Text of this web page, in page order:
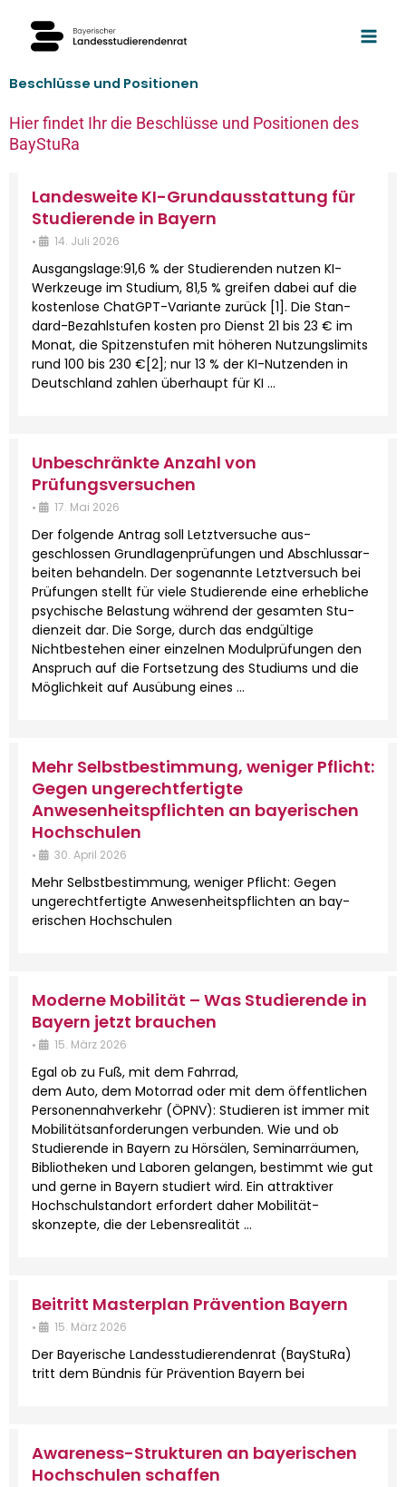
Inhalt
springen
Beschlüsse und Positionen
Hier findet Ihr die Beschlüsse und Positionen des
BayStuRa
Landesweite KI-Grundausstattung für
Studierende in Bayern
• 14. Juli 2026
Aus­gangslage:91,6 % der Studieren­den nutzen KI-
Werkzeuge im Studi­um, 81,5 % greifen dabei auf die
kosten­lose Chat­G­PT-Var­i­ante zurück [1]. Die Stan­­
dard-Bezahlstufen kosten pro Dienst 21 bis 23 € im
Monat, die Spitzen­stufen mit höheren Nutzungslim­its
rund 100 bis 230 €[2]; nur 13 % der KI-Nutzen­­den in
Deutsch­land zahlen über­haupt für KI …
Unbeschränkte Anzahl von
Prüfungsversuchen
• 17. Mai 2026
Der fol­gende Antrag soll Let­ztver­suche aus­
geschlossen Grund­la­gen­prü­fun­gen und Abschlus­sar­
beit­en behan­deln. Der soge­nan­nte Let­ztver­such bei
Prü­fun­gen stellt für viele Studierende eine erhe­bliche
psy­chis­che Belas­tung während der gesamten Stu­
dien­zeit dar. Die Sorge, durch das endgültige
Nichtbeste­hen ein­er einzel­nen Mod­ul­prü­fun­gen den
Anspruch auf die Fort­set­zung des Studi­ums und die
Möglichkeit auf Ausübung eines …
Mehr Selbstbestimmung, weniger Pflicht:
Gegen ungerechtfertigte
Anwesenheitspflichten an bayerischen
Hochschulen
• 30. April 2026
Mehr Selb­st­bes­tim­mung, weniger Pflicht: Gegen
ungerecht­fer­tigte Anwe­sen­heit­spflicht­en an bay­
erischen Hochschulen
Moderne Mobilität – Was Studierende in
Bayern jetzt brauchen
• 15. März 2026
Egal ob zu Fuß, mit dem Fahrrad,
dem Auto, dem Motor­rad oder mit dem öffentlichen
Per­so­nen­nahverkehr (ÖPNV): Studieren ist immer mit
Mobil­ität­san­forderun­gen ver­bun­den. Wie und ob
Studierende in Bay­ern zu Hörsälen, Sem­i­nar­räu­men,
Bib­lio­theken und Laboren gelan­gen, bes­timmt wie gut
und gerne in Bay­ern studiert wird. Ein attrak­tiv­er
Hochschul­stan­dort erfordert daher Mobil­ität­
skonzepte, die der Leben­sre­al­ität …
Beitritt Masterplan Prävention Bayern
• 15. März 2026
Der Bay­erische Lan­desstudieren­den­rat (BayStu­Ra)
tritt dem Bünd­nis für Präven­tion Bay­ern bei
Awareness-Strukturen an bayerischen
Hochschulen schaffen